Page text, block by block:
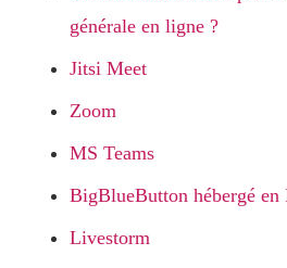
générale en ligne ?
Jitsi Meet
Zoom
MS Teams
BigBlueButton hébergé en
Livestorm